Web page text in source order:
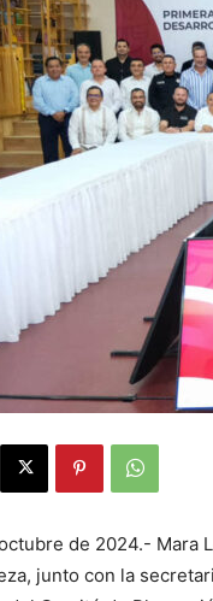
de 2024.- Mara
junto con la